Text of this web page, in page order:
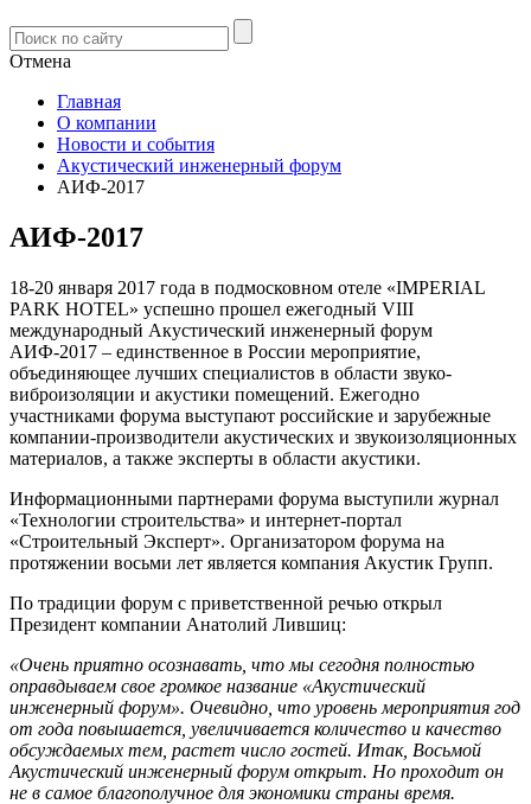
Отмена
Главная
О компании
Новости и события
Акустический инженерный форум
АИФ-2017
АИФ-2017
18-20 января 2017 года в подмосковном отеле «IMPERIAL
PARK HOTEL» успешно прошел ежегодный VIII
международный Акустический инженерный форум
АИФ-2017 – единственное в России мероприятие,
объединяющее лучших специалистов в области звуко-
виброизоляции и акустики помещений. Ежегодно
участниками форума выступают российские и зарубежные
компании-производители акустических и звукоизоляционных
материалов, а также эксперты в области акустики.
Информационными партнерами форума выступили журнал
«Технологии строительства» и интернет-портал
«Строительный Эксперт». Организатором форума на
протяжении восьми лет является компания Акустик Групп.
По традиции форум с приветственной речью открыл
Президент компании Анатолий Лившиц:
«Очень приятно осознавать, что мы сегодня полностью
оправдываем свое громкое название «Акустический
инженерный форум». Очевидно, что уровень мероприятия год
от года повышается, увеличивается количество и качество
обсуждаемых тем, растет число гостей. Итак, Восьмой
Акустический инженерный форум открыт. Но проходит он
не в самое благополучное для экономики страны время.